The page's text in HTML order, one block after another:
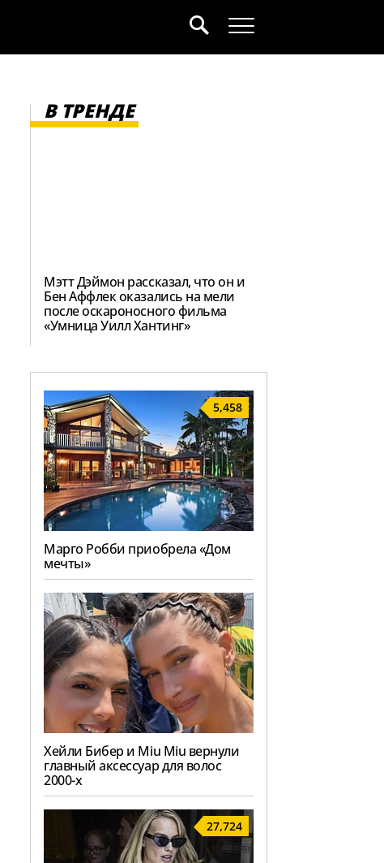
В ТРЕНДЕ
Мэтт Дэймон рассказал, что он и
Бен Аффлек оказались на мели
после оскароносного фильма
«Умница Уилл Хантинг»
5,458
Марго Робби приобрела «Дом
мечты»
Хейли Бибер и Miu Miu вернули
главный аксессуар для волос
2000-х
27,724